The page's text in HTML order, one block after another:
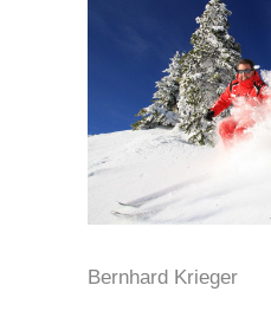
Bernhard Krieger